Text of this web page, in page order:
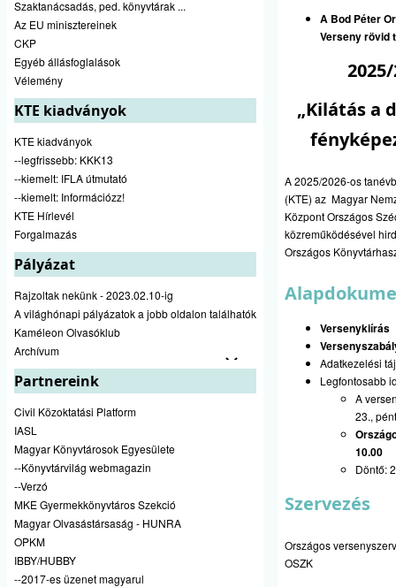
Szaktanácsadás, ped. könyvtárak ...
Az EU minisztereinek
CKP
Egyéb állásfoglalások
Vélemény
KTE kiadványok
KTE kiadványok
--legfrissebb: KKK13
--kiemelt: IFLA útmutató
--kiemelt: Információzz!
KTE Hírlevél
Forgalmazás
Pályázat
Rajzoltak nekünk - 2023.02.10-ig
A világhónapi pályázatok a jobb oldalon találhatók
Kaméleon Olvasóklub
Archívum
Partnereink
Civil Közoktatási Platform
IASL
Magyar Könyvtárosok Egyesülete
--Könyvtárvilág webmagazin
--Verzó
MKE Gyermekkönyvtáros Szekció
Magyar Olvasástársaság - HUNRA
OPKM
IBBY/HUBBY
--2017-es üzenet magyarul
A Bod Péter
Verseny rövid
„Kilátás a
A 2025/2026-os
(KTE) az Magyar
Központ Országos
közreműködésével
Országos
Versenykiírás
Adatkezelési
Legfontosabb
A
23.,
10.00
Döntő:
Szervezés
Országos
OSZK